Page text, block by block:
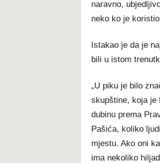
naravno,
neko ko je
Istakao je da je
bili u istom
„U piku je bilo
skupštine, koja je
dubinu prema
Pašića, koliko
mjestu. Ako oni
ima nekoliko